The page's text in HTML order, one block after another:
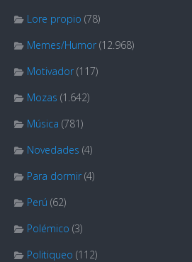
Lore propio (78)
Memes/Humor (12.968)
Motivador (117)
Mozas (1.642)
Música (781)
Novedades (4)
Para dormir (4)
Perú (62)
Polémico (3)
Politiqueo (112)